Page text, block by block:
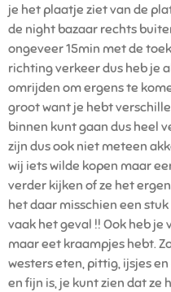
je het plaatje ziet van de
de night bazaar rechts
ongeveer 15min met de
richting verkeer dus heb je
omrijden om ergens te
groot want je hebt
binnen kunt gaan dus heel
zijn dus ook niet meteen
wij iets wilde kopen maar
verder kijken of ze het
het daar misschien een
vaak het geval !! Ook heb
maar eet kraampjes hebt.
westers eten, pittig, ijsjes
en fijn is, je kunt zien dat ze